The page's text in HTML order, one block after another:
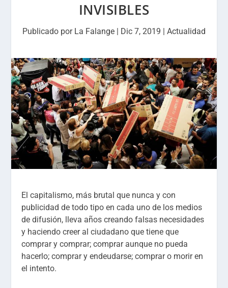
INVISIBLES
Publicado por La Falange | Dic 7, 2019 | Actualidad
El capitalismo, más brutal que nunca y con
publicidad de todo tipo en cada uno de los medios
de difusión, lleva años creando falsas necesidades
y haciendo creer al ciudadano que tiene que
comprar y comprar; comprar aunque no pueda
hacerlo; comprar y endeudarse; comprar o morir en
el intento.